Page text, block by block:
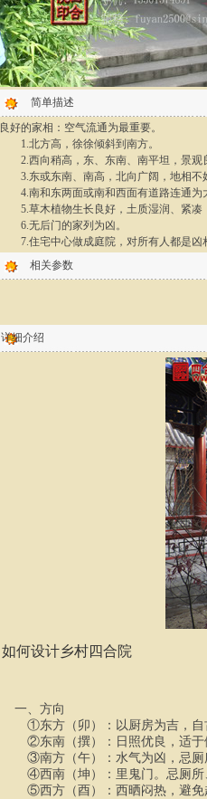
简单描述
良好的家相：空气流通为最重要。
1.北方高，徐徐倾斜到南方。
2.西向稍高，东、东南、南平坦，景观
3.东或东南、南高，北向广阔，地相不
4.南和东两面或南和西面有道路连通为
5.草木植物生长良好，土质湿润、紧凑
6.无后门的家列为凶。
7.住宅中心做成庭院，对所有人都是凶
相关参数
详细介绍
如何设计乡村四合院
一、方向
①东方（卯）：以厨房为吉，自
②东南（撰）：日照优良，适于
③南方（午）：水气为凶，忌厕
④西南（坤）：里鬼门。忌厕所
⑤西方（酉）：西晒闷热，避免起